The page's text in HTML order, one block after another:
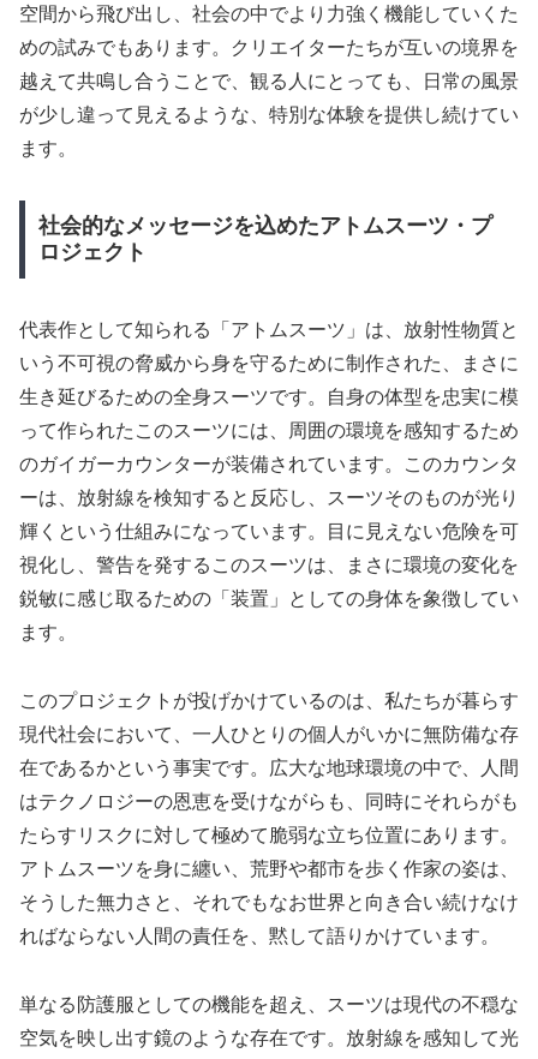
空間から飛び出し、社会の中でより力強く機能していくた
めの試みでもあります。クリエイターたちが互いの境界を
越えて共鳴し合うことで、観る人にとっても、日常の風景
が少し違って見えるような、特別な体験を提供し続けてい
ます。
社会的なメッセージを込めたアトムスーツ・プ
ロジェクト
代表作として知られる「アトムスーツ」は、放射性物質と
いう不可視の脅威から身を守るために制作された、まさに
生き延びるための全身スーツです。自身の体型を忠実に模
って作られたこのスーツには、周囲の環境を感知するため
のガイガーカウンターが装備されています。このカウンタ
ーは、放射線を検知すると反応し、スーツそのものが光り
輝くという仕組みになっています。目に見えない危険を可
視化し、警告を発するこのスーツは、まさに環境の変化を
鋭敏に感じ取るための「装置」としての身体を象徴してい
ます。
このプロジェクトが投げかけているのは、私たちが暮らす
現代社会において、一人ひとりの個人がいかに無防備な存
在であるかという事実です。広大な地球環境の中で、人間
はテクノロジーの恩恵を受けながらも、同時にそれらがも
たらすリスクに対して極めて脆弱な立ち位置にあります。
アトムスーツを身に纏い、荒野や都市を歩く作家の姿は、
そうした無力さと、それでもなお世界と向き合い続けなけ
ればならない人間の責任を、黙して語りかけています。
単なる防護服としての機能を超え、スーツは現代の不穏な
空気を映し出す鏡のような存在です。放射線を感知して光